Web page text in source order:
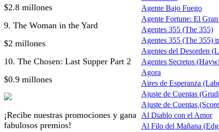
$2.8 millones
9. The Woman in the Yard
$2 millones
10. The Chosen: Last Supper Part 2
$0.9 millones
¡Recibe nuestras promociones y gana
fabulosos premios!
Agente Bajo Fuego
Agente Fortune: El
Agentes 355 (The 355)
Agentes 355 (The 355)
Agentes del Desorden
Agentes Secretos
Agora
Aires de Esperanza
Ajuste de Cuentas
Ajuste de Cuentas
Al Diablo con el Amor
Al Filo del Mañana